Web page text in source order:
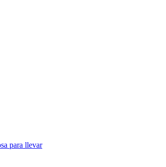
para llevar